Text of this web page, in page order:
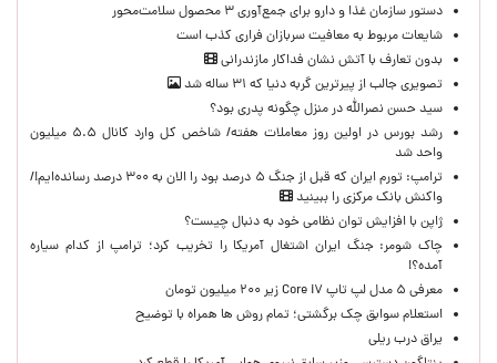
دستور سازمان غذا و دارو برای جمع‌آوری ۳ محصول سلامت‌محور
شایعات مربوط به معافیت سربازان فراری کذب است
بدون تعارف با آتش نشان فداکار مازندرانی
تصویری جالب از پیرترین گربه دنیا که ۳۱ ساله شد
سید حسن نصرالله در منزل چگونه پدری بود؟
رشد بورس در اولین روز معاملات هفته/ شاخص کل وارد کانال ۵.۵ میلیون
واحد شد
ترامپ: تورم ایران که قبل از جنگ ۵ درصد بود را الان به ۳۰۰ درصد رسانده‌ایم!/
واکنش بانک مرکزی را ببینید
ژاپن با افزایش توان نظامی خود به دنبال چیست؟
چاک شومر: جنگ ایران اشتغال آمریکا را تخریب کرد؛ ترامپ از کدام سیاره
آمده؟!
معرفی ۵ مدل لپ تاپ Core i۷ زیر ۲۰۰ میلیون تومان
استعلام سوابق چک برگشتی؛ تمام روش ها همراه با توضیح
یراق درب ریلی